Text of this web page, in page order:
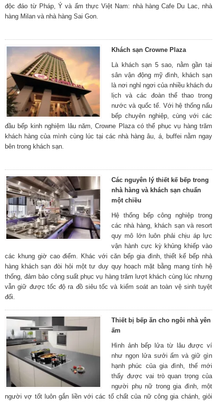
độc đáo từ Pháp, Ý và ẩm thực Việt Nam: nhà hàng Cafe Du Lac, nhà
hàng Milan và nhà hàng Sai Gon.
Khách sạn Crowne Plaza
Là khách sạn 5 sao, nằm gần tại
sân vận động mỹ đình, khách sạn
là nơi nghỉ ngơi của nhiều khách du
lịch và các đoàn thể thao trong
nước và quốc tế. Với hệ thống nấu
bếp chuyên nghiệp, cùng với các
đầu bếp kinh nghiệm lâu năm, Crowne Plaza có thể phục vụ hàng trăm
khách hàng của mình cùng lúc tại các nhà hàng âu, á, buffei nằm ngay
bên trong khách sạn.
Các nguyên lý thiết kế bếp trong
nhà hàng và khách sạn chuẩn
một chiều
Hệ thống bếp công nghiệp trong
các nhà hàng, khách sạn và resort
quy mô lớn luôn phải chịu áp lực
vận hành cực kỳ khủng khiếp vào
các khung giờ cao điểm. Khác với căn bếp gia đình, thiết kế bếp nhà
hàng khách sạn đòi hỏi một tư duy quy hoạch mặt bằng mang tính hệ
thống, đảm bảo công suất phục vụ hàng trăm lượt khách cùng lúc nhưng
vẫn giữ được tốc độ ra đồ siêu tốc và kiểm soát an toàn vệ sinh tuyệt
đối.
Thiết bị bếp ăn cho ngôi nhà yên
ấm
Hình ảnh bếp lửa từ lâu được ví
như ngọn lửa sưởi ấm và giữ gìn
hạnh phúc của gia đình, thế mới
thấy được vai trò quan trọng của
người phụ nữ trong gia đình, một
người vợ tốt luôn gắn liền với các tố chất của nữ công gia chánh, giỏi